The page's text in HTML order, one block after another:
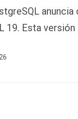
19. Esta versión